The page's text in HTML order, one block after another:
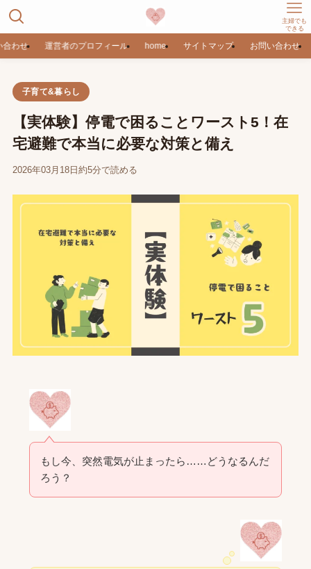
主婦でも
できる
合わせ 運営者のプロフィール home サイトマップ お問い合わせ
子育て&暮らし
【実体験】停電で困ることワースト5！在
宅避難で本当に必要な対策と備え
2026年03月18日 約5分で読める
もし今、突然電気が止まったら……どうなるんだ
ろう？